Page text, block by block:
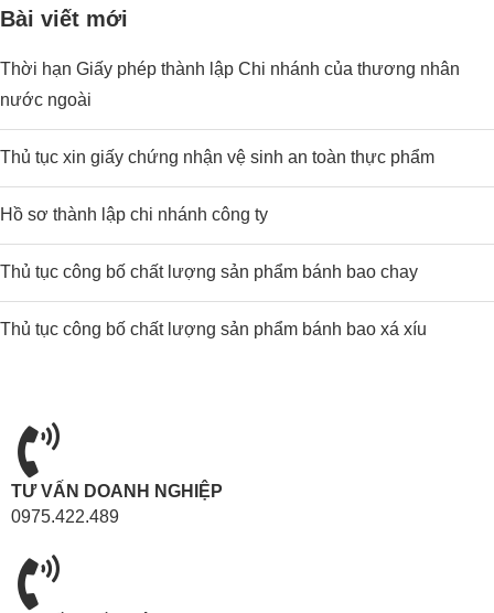
Bài viết mới
Thời hạn Giấy phép thành lập Chi nhánh của thương nhân
nước ngoài
Thủ tục xin giấy chứng nhận vệ sinh an toàn thực phẩm
Hồ sơ thành lập chi nhánh công ty
Thủ tục công bố chất lượng sản phẩm bánh bao chay
Thủ tục công bố chất lượng sản phẩm bánh bao xá xíu
TƯ VẤN DOANH NGHIỆP
0975.422.489